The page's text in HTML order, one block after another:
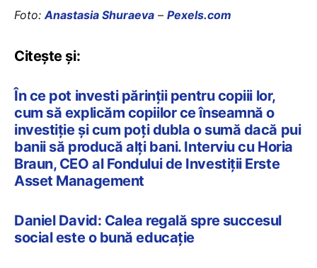
Foto:Anastasia Shuraeva – Pexels.com
Citește și:
În ce pot investi părinții pentru copiii lor,
cum să explicăm copiilor ce înseamnă o
investiție și cum poți dubla o sumă dacă pui
banii să producă alți bani. Interviu cu Horia
Braun, CEO al Fondului de Investiții Erste
Asset Management
Daniel David: Calea regală spre succesul
social este o bună educație